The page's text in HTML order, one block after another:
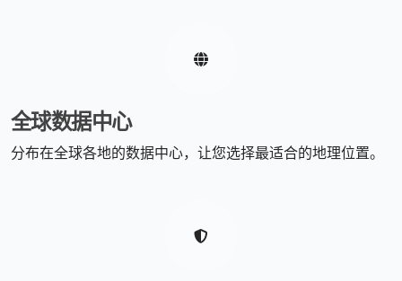
全球数据中心
分布在全球各地的数据中心，让您选择最适合的地理位置。